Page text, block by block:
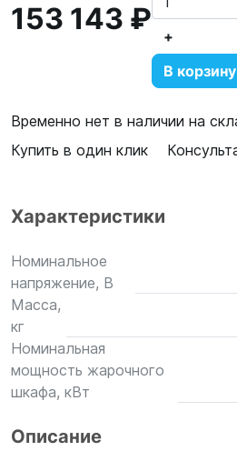
153 143 ₽
+
В корзину
Временно нет в наличии на
Купить в один клик
Характеристики
Номинальное
напряжение, В
Масса,
кг
Номинальная
мощность жарочного
шкафа, кВт
Описание